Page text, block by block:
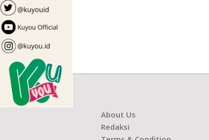
About Us
Redaksi